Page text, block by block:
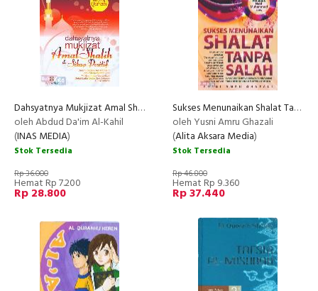
Dahsyatnya Mukjizat Amal Shalih & Sikap Positif
oleh Abdud Da'im Al-Kahil
(INAS MEDIA)
Stok Tersedia
Rp 36.000
Hemat Rp 7.200
Rp 28.800
Sukses Menunaikan Shalat Tanpa Salah
oleh Yusni Amru Ghazali
(Alita Aksara Media)
Stok Tersedia
Rp 46.800
Hemat Rp 9.360
Rp 37.440